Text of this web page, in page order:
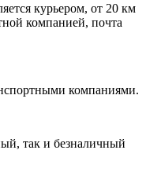
курьером, от 20 км
компанией, почта
компаниями.
так и безналичный